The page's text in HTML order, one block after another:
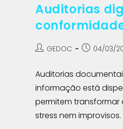
Auditorias
GEDOC 04/03/
Auditorias
informação está
permitem
stress nem improvisos.